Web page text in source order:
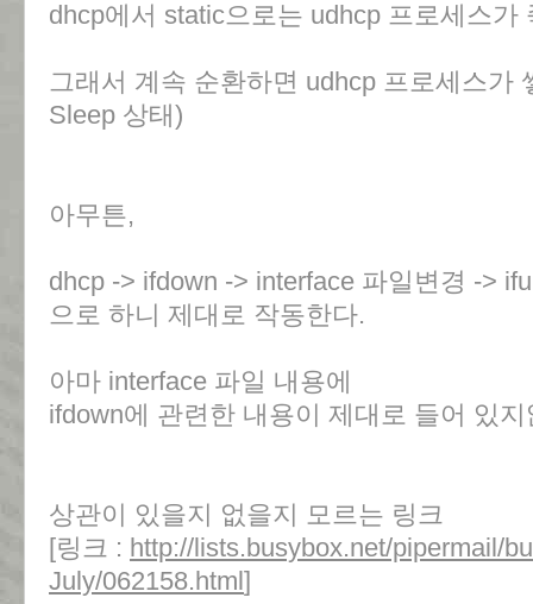
dhcp에서 static으로는 udhcp 프로세스가
그래서 계속 순환하면 udhcp 프로세스가
Sleep 상태)
아무튼,
dhcp -> ifdown -> interface 파일변경 ->
으로 하니 제대로 작동한다.
아마 interface 파일 내용에
ifdown에 관련한 내용이 제대로 들어 있
상관이 있을지 없을지 모르는 링크
[링크 : http://lists.busybox.net/pipermail/
July/062158.html]